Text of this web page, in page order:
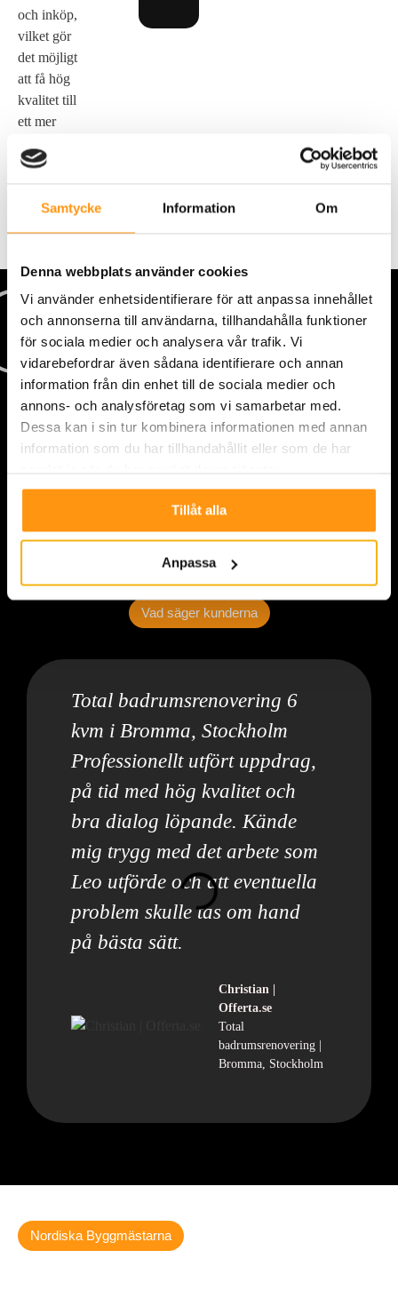
Samtycke Information Om
Denna webbplats använder cookies
Vi använder enhetsidentifierare för att anpassa innehållet
och annonserna till användarna, tillhandahålla funktioner
för sociala medier och analysera vår trafik. Vi
vidarebefordrar även sådana identifierare och annan
information från din enhet till de sociala medier och
annons- och analysföretag som vi samarbetar med.
Dessa kan i sin tur kombinera informationen med annan
information som du har tillhandahållit eller som de har
Tillåt alla
Anpassa
och inköp,
vilket gör
det möjligt
att få hög
kvalitet till
ett mer
pris.
Vad säger kunderna
Total badrumsrenovering 6
kvm i Bromma, Stockholm
Professionellt utfört uppdrag,
på tid med hög kvalitet och
bra dialog löpande. Kände
mig trygg med det arbete som
Leo utförde och att eventuella
problem skulle tas om hand
på bästa sätt.
Christian |
Offerta.se
Total
badrumsrenovering |
Bromma, Stockholm
Nordiska Byggmästarna